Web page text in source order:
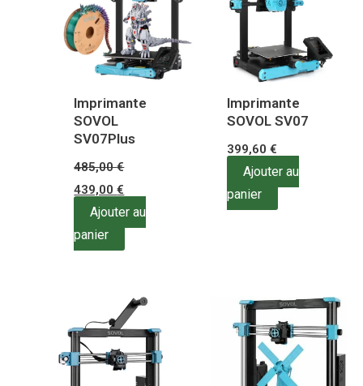
Imprimante
SOVOL
SV07Plus
485,00€
485,00 €.
439,00€
439,00 €.
Ajouter au
panier
Imprimante
SOVOL SV07
399,60 €
Ajouter au
panier